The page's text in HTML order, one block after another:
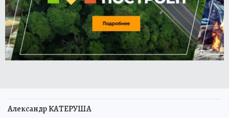
Александр КАТЕРУША